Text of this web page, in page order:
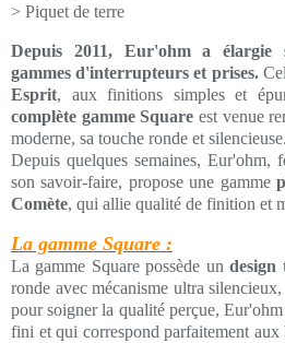
> Piquet de terre
Depuis 2011, Eur'ohm a élargie
gammes d'interrupteurs et prises.
Esprit, aux finitions simples et
complète gamme Square est venue
moderne, sa touche ronde et silencieuse.
Depuis quelques semaines, Eur'ohm,
son savoir-faire, propose une gamme
Comète, qui allie qualité de finition et
La gamme Square :
La gamme Square possède undesign
ronde avec mécanisme ultra
pour soigner la qualité perçue,
fini et qui correspond parfaitement aux